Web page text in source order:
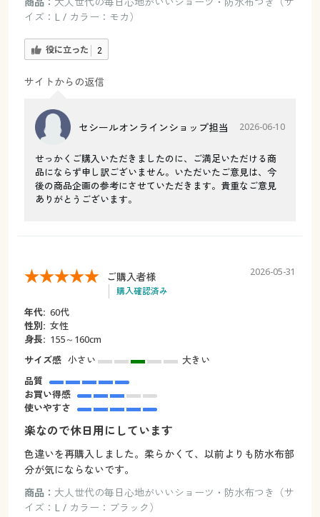
イズ：L / カラー：モカ）
役に立った 2
サイトからの返信
セシールオンラインショップ担当 2026-06-10
せっかくご購入いただきましたのに、ご満足いただける商
品にならず申し訳ございません。いただいたご意見は、今
後の商品企画の参考にさせていただきます。貴重なご意見
ありがとうございます。
ご購入者様
購入確認済み
2026-05-31
年代: 60代
性別: 女性
身長: 155～160cm
サイズ感 小さい
大きい
品質
お買い得感
使いやすさ
楽なので休日用にしています
色違いを再購入しました。柔らかくて、以前よりも防水布部
分が気にならないです。
商品： 大人世代の毎日心地がいいショーツ・防水布つき（サ
イズ：L / カラー：ブラック）